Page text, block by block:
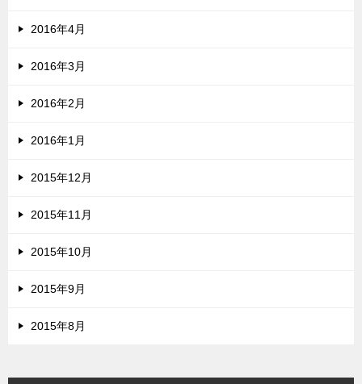
2016年4月
2016年3月
2016年2月
2016年1月
2015年12月
2015年11月
2015年10月
2015年9月
2015年8月